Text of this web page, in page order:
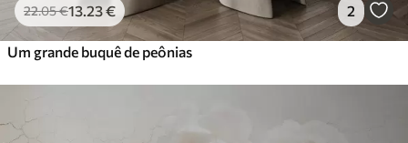
22.05€13 .23€ 2
Um grande buquê de peônias